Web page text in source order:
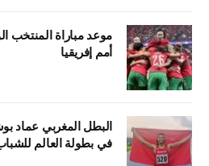
موعد مباراة
أمم إفريقيا
في بطولة العالم